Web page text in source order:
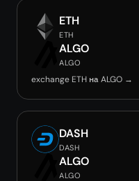
ETH
ETH
ALGO
ALGO
exchange ETH на ALGO →
DASH
DASH
ALGO
ALGO